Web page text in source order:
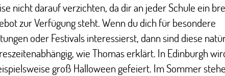
nicht darauf verzichten, da dir an jeder Schule ein
zur Verfügung steht. Wenn du dich für besondere
oder Festivals interessierst, dann sind diese
wie Thomas erklärt. In Edinburgh
groß Halloween gefeiert. Im Sommer